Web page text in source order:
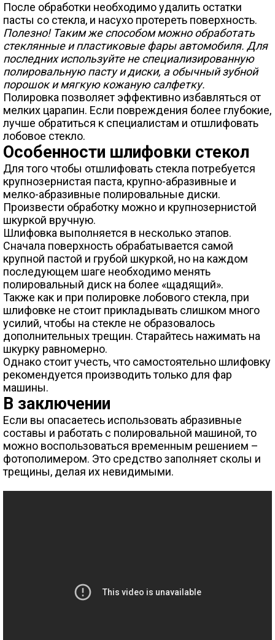
После обработки необходимо удалить остатки
пасты со стекла, и насухо протереть поверхность.
Полезно! Таким же способом можно обработать
стеклянные и пластиковые фары автомобиля. Для
последних используйте не специализированную
полировальную пасту и диски, а обычный зубной
порошок и мягкую кожаную салфетку.
Полировка позволяет эффективно избавляться от
мелких царапин. Если повреждения более глубокие,
лучше обратиться к специалистам и отшлифовать
лобовое стекло.
Особенности шлифовки стекол
Для того чтобы отшлифовать стекла потребуется
крупнозернистая паста, крупно-абразивные и
мелко-абразивные полировальные диски.
Произвести обработку можно и крупнозернистой
шкуркой вручную.
Шлифовка выполняется в несколько этапов.
Сначала поверхность обрабатывается самой
крупной пастой и грубой шкуркой, но на каждом
последующем шаге необходимо менять
полировальный диск на более «щадящий».
Также как и при полировке лобового стекла, при
шлифовке не стоит прикладывать слишком много
усилий, чтобы на стекле не образовалось
дополнительных трещин. Старайтесь нажимать на
шкурку равномерно.
Однако стоит учесть, что самостоятельно шлифовку
рекомендуется производить только для фар
машины.
В заключении
Если вы опасаетесь использовать абразивные
составы и работать с полировальной машиной, то
можно воспользоваться временным решением –
фотополимером. Это средство заполняет сколы и
трещины, делая их невидимыми.